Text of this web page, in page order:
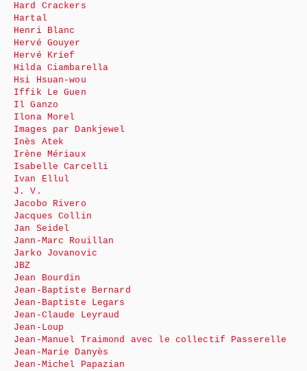
Hard Crackers
Hartal
Henri Blanc
Hervé Gouyer
Hervé Krief
Hilda Ciambarella
Hsi Hsuan-wou
Iffik Le Guen
Il Ganzo
Ilona Morel
Images par Dankjewel
Inès Atek
Irène Mériaux
Isabelle Carcelli
Ivan Ellul
J. V.
Jacobo Rivero
Jacques Collin
Jan Seidel
Jann-Marc Rouillan
Jarko Jovanovic
JBZ
Jean Bourdin
Jean-Baptiste Bernard
Jean-Baptiste Legars
Jean-Claude Leyraud
Jean-Loup
Jean-Manuel Traimond avec le collectif Passerelle
Jean-Marie Danyès
Jean-Michel Papazian